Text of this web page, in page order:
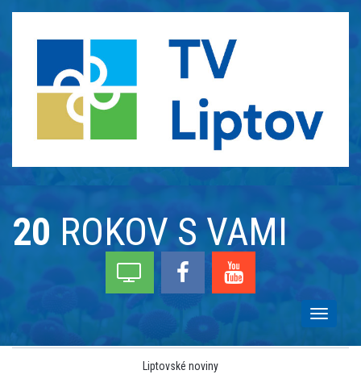
20 ROKOV S VAMI
Toggle
Liptovské noviny